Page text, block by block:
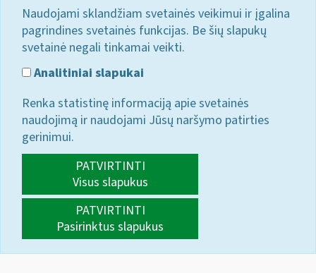
Naudojami sklandžiam svetainės veikimui ir įgalina
pagrindines svetainės funkcijas. Be šių slapukų
svetainė negali tinkamai veikti.
Analitiniai slapukai
Renka statistinę informaciją apie svetainės
naudojimą ir naudojami Jūsų naršymo patirties
gerinimui.
PATVIRTINTI
Visus slapukus
PATVIRTINTI
Pasirinktus slapukus